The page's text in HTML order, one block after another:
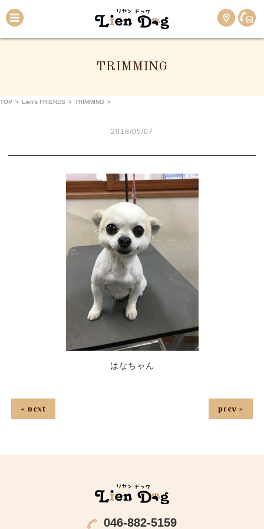
TRIMMING
TOP > Lien’s FRIENDS > TRIMMING >
2018/05/07
はなちゃん
« next prev »
046-882-5159